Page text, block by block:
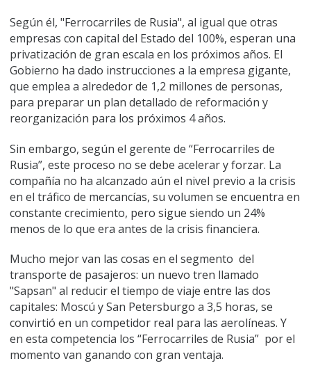
Según él, "Ferrocarriles de Rusia", al igual que otras
empresas con capital del Estado del 100%, esperan una
privatización de gran escala en los próximos años. El
Gobierno ha dado instrucciones a la empresa gigante,
que emplea a alrededor de 1,2 millones de personas,
para preparar un plan detallado de reformación y
reorganización para los próximos 4 años.
Sin embargo, según el gerente de “Ferrocarriles de
Rusia”, este proceso no se debe acelerar y forzar. La
compañía no ha alcanzado aún el nivel previo a la crisis
en el tráfico de mercancías, su volumen se encuentra en
constante crecimiento, pero sigue siendo un 24%
menos de lo que era antes de la crisis financiera.
Mucho mejor van las cosas en el segmento del
transporte de pasajeros: un nuevo tren llamado
"Sapsan" al reducir el tiempo de viaje entre las dos
capitales: Moscú y San Petersburgo a 3,5 horas, se
convirtió en un competidor real para las aerolíneas. Y
en esta competencia los “Ferrocarriles de Rusia” por el
momento van ganando con gran ventaja.